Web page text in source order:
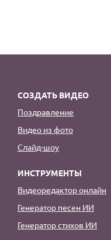
СОЗДАТЬ ВИДЕО
Поздравление
Видео из фото
Слайд-шоу
ИНСТРУМЕНТЫ
Видеоредактор онлайн
Генератор песен ИИ
Генератор стихов ИИ